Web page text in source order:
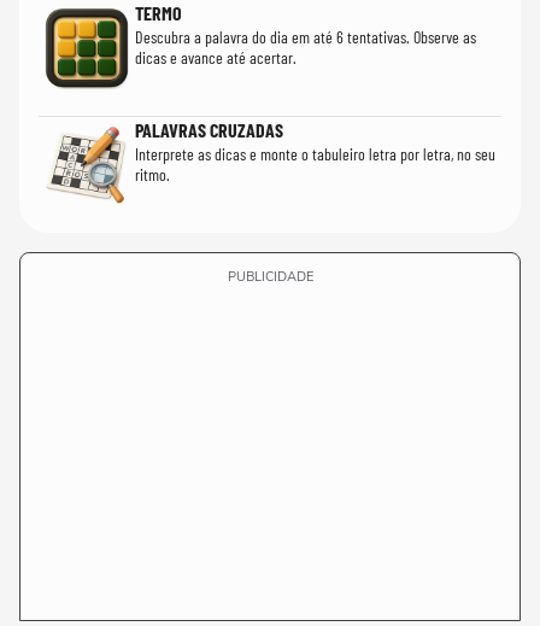
TERMO
Descubra a palavra do dia em até 6 tentativas. Observe as
dicas e avance até acertar.
PALAVRAS CRUZADAS
Interprete as dicas e monte o tabuleiro letra por letra, no seu
ritmo.
PUBLICIDADE